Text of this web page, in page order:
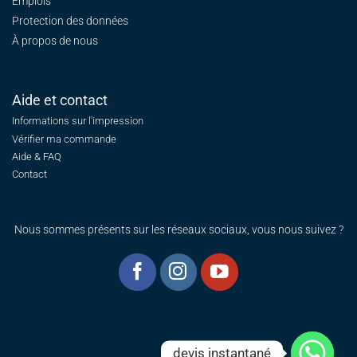
Protection des données
À propos de nous
Aide et contact
Informations sur l'impression
Vérifier ma commande
Aide & FAQ
Contact
Nous sommes présents sur les réseaux sociaux, vous nous suivez ?
devis instantané